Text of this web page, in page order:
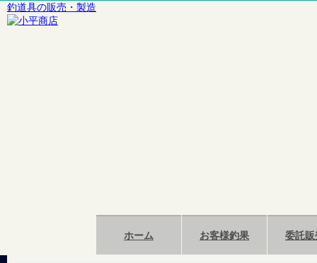
釣道具の販売・製造
ホーム お客様釣果 委託販